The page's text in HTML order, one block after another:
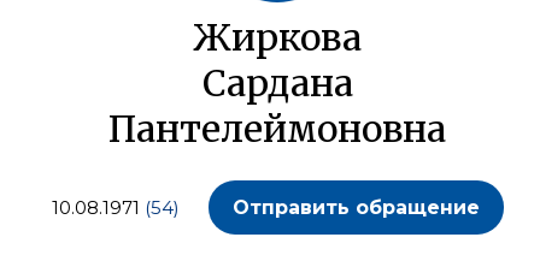
Жиркова
Сардана
Пантелеймоновна
10.08.1971 (54) Отправить обращение